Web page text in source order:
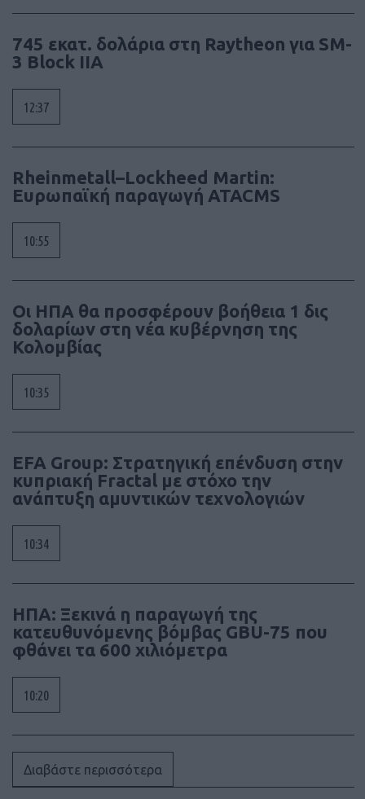
745 εκατ. δολάρια στη Raytheon για SM-
3 Block IIA
12:37
Rheinmetall–Lockheed Martin:
Ευρωπαϊκή παραγωγή ATACMS
10:55
Οι ΗΠΑ θα προσφέρουν βοήθεια 1 δις
δολαρίων στη νέα κυβέρνηση της
Κολομβίας
10:35
EFA Group: Στρατηγική επένδυση στην
κυπριακή Fractal με στόχο την
ανάπτυξη αμυντικών τεχνολογιών
10:34
ΗΠΑ: Ξεκινά η παραγωγή της
κατευθυνόμενης βόμβας GBU-75 που
φθάνει τα 600 χιλιόμετρα
10:20
Διαβάστε περισσότερα